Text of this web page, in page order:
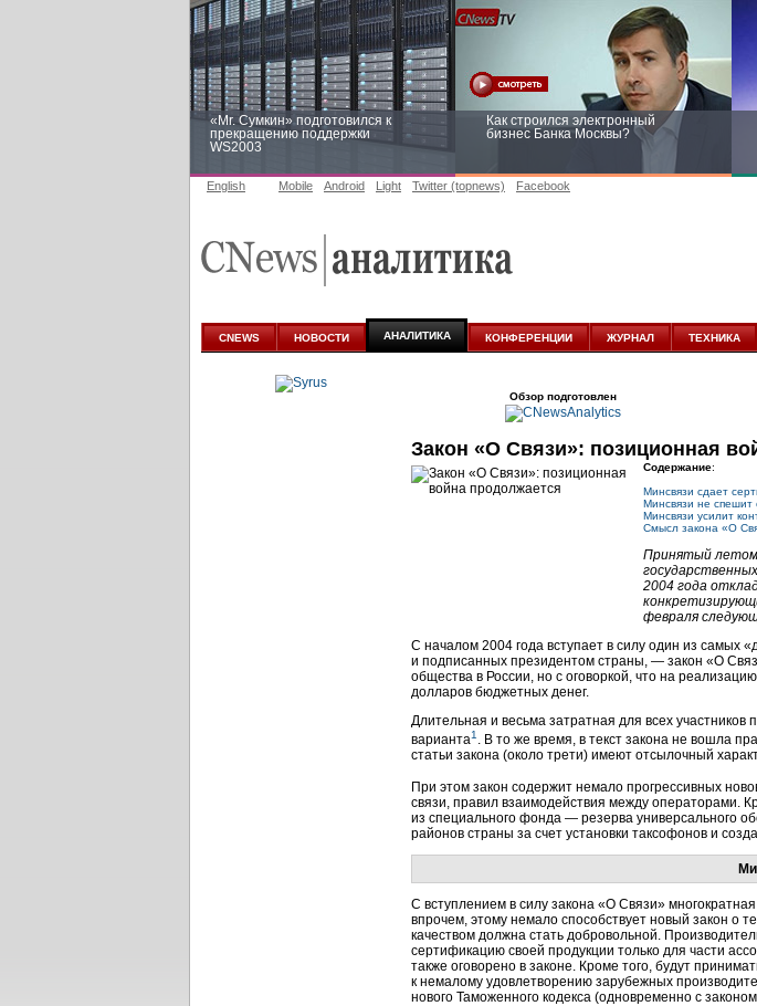
«Mr. Сумкин» подготовился к
прекращению поддержки
WS2003
Как строился электронный
бизнес Банка Москвы?
аналитике
English Mobile Android Light Twitter (topnews) Facebook
CNEWS НОВОСТИ АНАЛИТИКА КОНФЕРЕНЦИИ ЖУРНАЛ ТЕХНИКА
Обзор подготовлен
Закон «О Связи»: позиционная
Содержание:
Минсвязи сдает
Минсвязи не спешит
Минсвязи усилит
Смысл закона «О
Принятый летом
2004 года
февраля
С началом 2004 года вступает в силу один из самых
и подписанных президентом страны, — закон «О
общества в России, но с оговоркой, что на
долларов бюджетных денег.
Длительная и весьма затратная для всех
варианта1 . В то же время, в текст закона не вошла
статьи закона (около трети) имеют отсылочный
При этом закон содержит немало прогрессивных
связи, правил взаимодействия между операторами.
из специального фонда — резерва универсального
районов страны за счет установки таксофонов и
С вступлением в силу закона «О Связи»
впрочем, этому немало способствует новый закон о
качеством должна стать добровольной.
сертификацию своей продукции только для части
также оговорено в законе. Кроме того, будут
к немалому удовлетворению зарубежных
нового Таможенного кодекса (одновременно с